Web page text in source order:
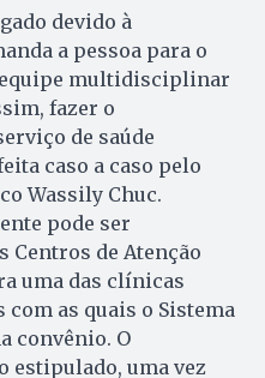
devido à
a pessoa para o
multidisciplinar
fazer o
de saúde
caso a caso pelo
Wassily Chuc.
pode ser
Centros de Atenção
uma das clínicas
as quais o Sistema
convênio. O
estipulado, uma vez